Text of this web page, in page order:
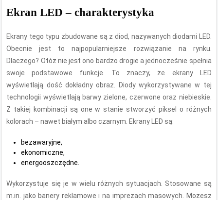
Ekran LED – charakterystyka
Ekrany tego typu zbudowane są z diod, nazywanych diodami LED.
Obecnie jest to najpopularniejsze rozwiązanie na rynku.
Dlaczego? Otóż nie jest ono bardzo drogie a jednocześnie spełnia
swoje podstawowe funkcje. To znaczy, że ekrany LED
wyświetlają dość dokładny obraz. Diody wykorzystywane w tej
technologii wyświetlają barwy zielone, czerwone oraz niebieskie.
Z takiej kombinacji są one w stanie stworzyć piksel o różnych
kolorach – nawet białym albo czarnym. Ekrany LED są:
bezawaryjne,
ekonomiczne,
energooszczędne.
Wykorzystuje się je w wielu różnych sytuacjach. Stosowane są
m.in. jako banery reklamowe i na imprezach masowych. Możesz